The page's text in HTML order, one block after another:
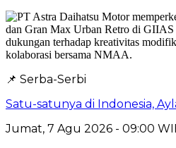
📌 Serba-Serbi
Satu-satunya di Indonesia,
Jumat, 7 Agu 2026 - 09:00